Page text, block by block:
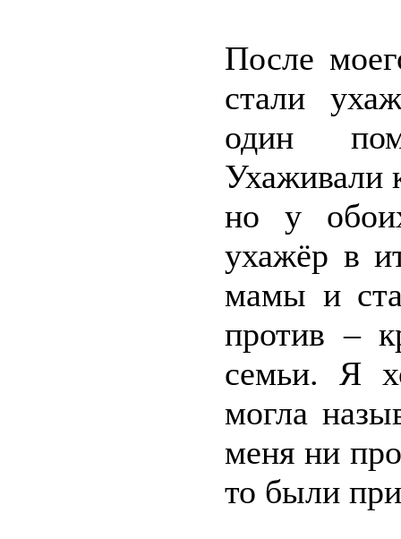
После
стали
один
Ухаживали
но у
ухажёр в
мамы и
против –
семьи. Я
могла
меня ни
то были